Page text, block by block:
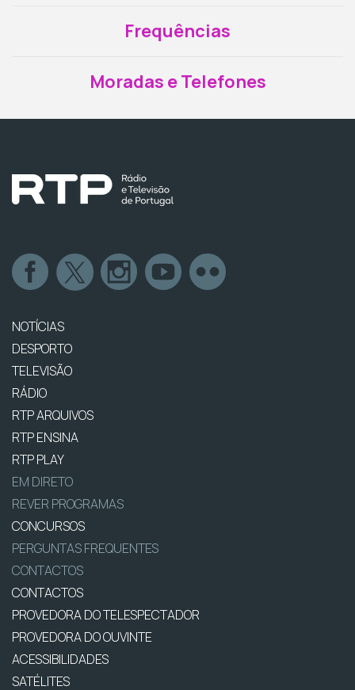
Frequências
Moradas e Telefones
NOTÍCIAS
DESPORTO
TELEVISÃO
RÁDIO
RTP ARQUIVOS
RTP ENSINA
RTP PLAY
EM DIRETO
REVER PROGRAMAS
CONCURSOS
PERGUNTAS FREQUENTES
CONTACTOS
CONTACTOS
PROVEDORA DO TELESPECTADOR
PROVEDORA DO OUVINTE
ACESSIBILIDADES
SATÉLITES